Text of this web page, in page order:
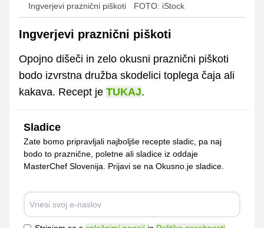
Ingverjevi praznični piškoti FOTO: iStock
Ingverjevi praznični piškoti
Opojno dišeči in zelo okusni praznični piškoti
bodo izvrstna družba skodelici toplega čaja ali
kakava. Recept je TUKAJ.
Sladice
Zate bomo pripravljali najboljše recepte sladic, pa naj
bodo to praznične, poletne ali sladice iz oddaje
MasterChef Slovenija. Prijavi se na Okusno.je sladice.